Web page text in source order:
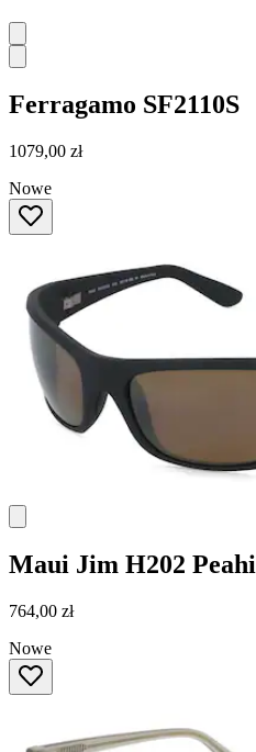
Ferragamo SF2110S
1079,00 zł
Nowe
Maui Jim H202 Peahi
764,00 zł
Nowe